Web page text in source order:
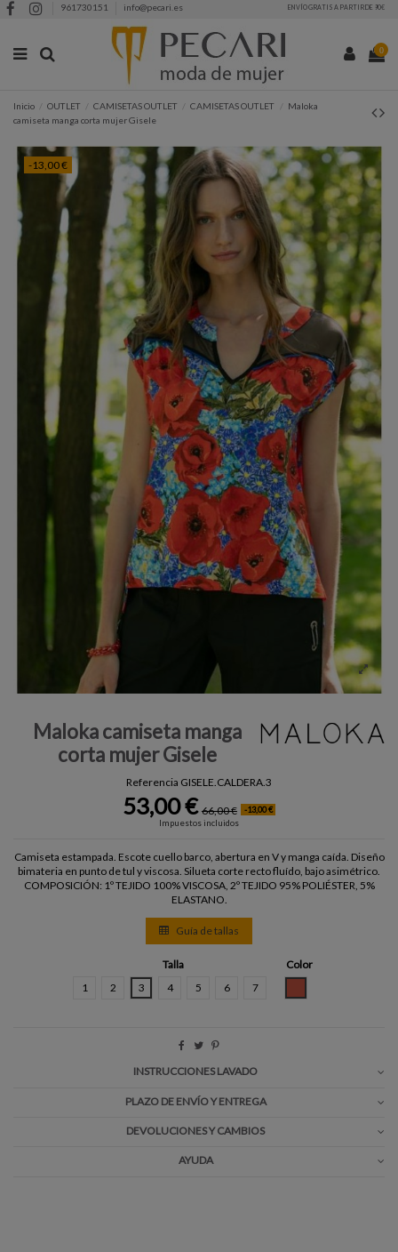
961730151 info@pecari.es ENVÍO GRATIS A PARTIR DE 90€
0
Inicio OUTLET CAMISETAS OUTLET CAMISETAS OUTLET
Maloka
camiseta manga corta mujer Gisele
-13,00 €
Maloka camiseta manga
corta mujer Gisele
Referencia GISELE.CALDERA.3
53,00 € 66,00 €
-13,00 €
Impuestos incluidos
Camiseta estampada. Escote cuello barco, abertura en V y manga caída. Diseño
bimateria en punto de tul y viscosa. Silueta corte recto fluído, bajo asimétrico.
COMPOSICIÓN: 1º TEJIDO 100% VISCOSA, 2º TEJIDO 95% POLIÉSTER, 5%
ELASTANO.
Guía de tallas
Talla
1
2 3 4 5 6 7
Color
INSTRUCCIONES LAVADO
PLAZO DE ENVÍO Y ENTREGA
DEVOLUCIONES Y CAMBIOS
AYUDA